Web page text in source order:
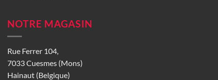
NOTRE MAGASIN
Rue Ferrer 104,
7033 Cuesmes (Mons)
Hainaut (Belgique)